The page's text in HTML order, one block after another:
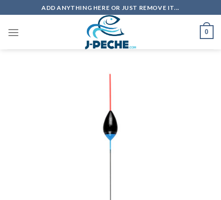
to
content
ADD ANYTHING HERE OR JUST REMOVE IT...
0